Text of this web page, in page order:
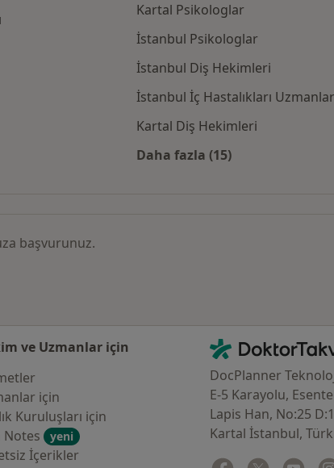
İlgili hastalıklar
Kartal Psikologlar
İstanbul Psikologlar
İstanbul Diş Hekimleri
İstanbul İç Hastalıkları
Kartal Diş Hekimleri
Daha fazla (15)
başvurunuz.
ve Uzmanlar için
için
Kuruluşları için
Notes
yeni
İçerikler
İletişim
DoktorTakvimi - Ana Sayfa
DocPlanner
E-5 Karayolu,
Lapis Han, No:25
Kartal İstanbul,